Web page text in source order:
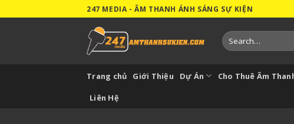
to
247 MEDIA - ÂM THANH ÁNH SÁNG SỰ KIỆN
Search
for:
Trang chủ Giới Thiệu Dự Án Cho Thuê Âm
Liên Hệ